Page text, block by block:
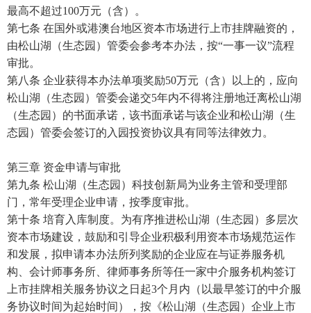
最高不超过100万元（含）。
第七条 在国外或港澳台地区资本市场进行上市挂牌融资的，
由松山湖（生态园）管委会参考本办法，按“一事一议”流程
审批。
第八条 企业获得本办法单项奖励50万元（含）以上的，应向
松山湖（生态园）管委会递交5年内不得将注册地迁离松山湖
（生态园）的书面承诺，该书面承诺与该企业和松山湖（生
态园）管委会签订的入园投资协议具有同等法律效力。
第三章 资金申请与审批
第九条 松山湖（生态园）科技创新局为业务主管和受理部
门，常年受理企业申请，按季度审批。
第十条 培育入库制度。为有序推进松山湖（生态园）多层次
资本市场建设，鼓励和引导企业积极利用资本市场规范运作
和发展，拟申请本办法所列奖励的企业应在与证券服务机
构、会计师事务所、律师事务所等任一家中介服务机构签订
上市挂牌相关服务协议之日起3个月内（以最早签订的中介服
务协议时间为起始时间），按《松山湖（生态园）企业上市